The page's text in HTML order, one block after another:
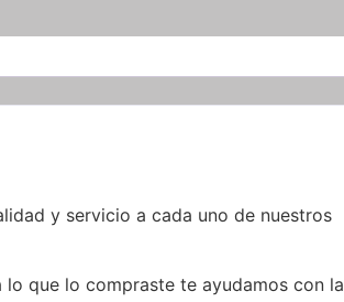
y servicio a cada uno de nuestros
lo que lo compraste te ayudamos con la